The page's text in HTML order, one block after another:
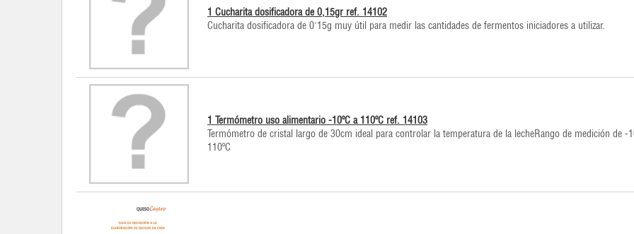
1 Cucharita dosificadora de 0,15gr ref. 14102
Cucharita dosificadora de 0'15g muy útil para medir las cantidades de fermentos iniciadores a utilizar.
1 Termómetro uso alimentario -10ºC a 110ºC ref. 14103
Termómetro de cristal largo de 30cm ideal para controlar la temperatura de la lecheRango de medición de -
110ºC